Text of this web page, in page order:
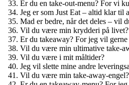
Er du en take-out-menu? For vi
Jeg er som Just Eat – altid klar til
Mad er bedre, når det deles – vil
Vil du være min krydderi på livet?
Er du takeaway? For jeg vil
Vil du være min ultimative take-
Vil du være i mit måltider?
Jeg vil slette mine andre
Vil du være min take-away-engel?